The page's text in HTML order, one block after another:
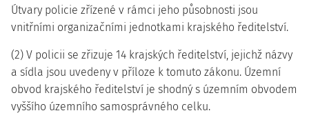
Útvary policie zřízené v rámci jeho působnosti jsou
vnitřními organizačními jednotkami krajského ředitelství.
(2) V policii se zřizuje 14 krajských ředitelství, jejichž názvy
a sídla jsou uvedeny v příloze k tomuto zákonu. Územní
obvod krajského ředitelství je shodný s územním obvodem
vyššího územního samosprávného celku.